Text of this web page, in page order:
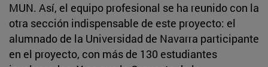
MUN. Así, el equipo profesional se ha reunido con la
otra sección indispensable de este proyecto: el
alumnado de la Universidad de Navarra participante
en el proyecto, con más de 130 estudiantes